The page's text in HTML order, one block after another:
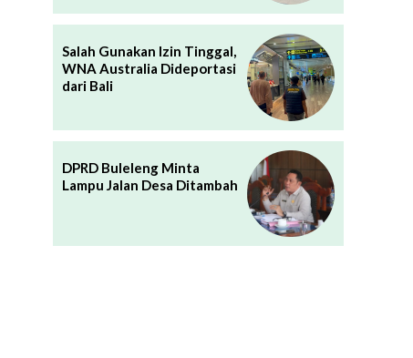
Salah Gunakan Izin Tinggal,
WNA Australia Dideportasi
dari Bali
DPRD Buleleng Minta
Lampu Jalan Desa Ditambah